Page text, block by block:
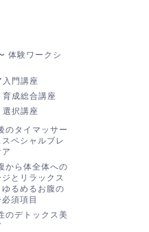
体験ワークシ
入門講座
成総合講座
選択講座
のタイマッサー
ペシャルブレ
から体全体への
とリラックス
るめるお腹の
須項目
のデトックス美